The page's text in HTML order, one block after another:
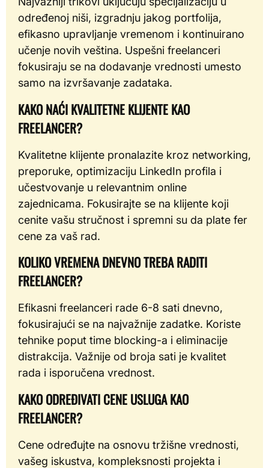
određenoj niši, izgradnju jakog portfolija,
efikasno upravljanje vremenom i kontinuirano
učenje novih veština. Uspešni freelanceri
fokusiraju se na dodavanje vrednosti umesto
samo na izvršavanje zadataka.
KAKO NAĆI KVALITETNE KLIJENTE KAO
FREELANCER?
Kvalitetne klijente pronalazite kroz networking,
preporuke, optimizaciju LinkedIn profila i
učestvovanje u relevantnim online
zajednicama. Fokusirajte se na klijente koji
cenite vašu stručnost i spremni su da plate fer
cene za vaš rad.
KOLIKO VREMENA DNEVNO TREBA RADITI
FREELANCER?
Efikasni freelanceri rade 6-8 sati dnevno,
fokusirajući se na najvažnije zadatke. Koriste
tehnike poput time blocking-a i eliminacije
distrakcija. Važnije od broja sati je kvalitet
rada i isporučena vrednost.
KAKO ODREĐIVATI CENE USLUGA KAO
FREELANCER?
Cene određujte na osnovu tržišne vrednosti,
vašeg iskustva, kompleksnosti projekta i